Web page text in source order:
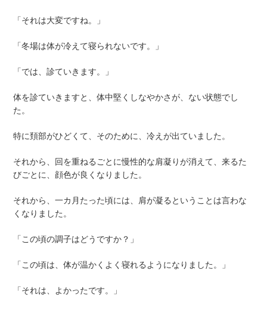
「それは大変ですね。」
「冬場は体が冷えて寝られないです。」
「では、診ていきます。」
体を診ていきますと、体中堅くしなやかさが、ない状態でし
た。
特に頚部がひどくて、そのために、冷えが出ていました。
それから、回を重ねるごとに慢性的な肩凝りが消えて、来るた
びごとに、顔色が良くなりました。
それから、一カ月たった頃には、肩が凝るということは言わな
くなりました。
「この頃の調子はどうですか？」
「この頃は、体が温かくよく寝れるようになりました。」
「それは、よかったです。」